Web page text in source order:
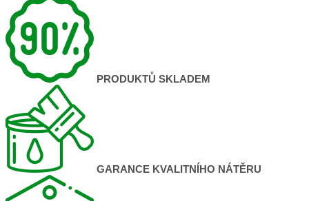
PRODUKTŮ SKLADEM
GARANCE KVALITNÍHO NÁTĚRU